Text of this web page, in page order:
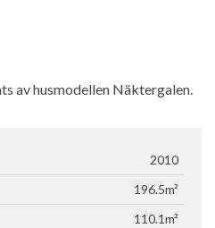
av husmodellen Näktergalen.
2010
196.5m²
110.1m²